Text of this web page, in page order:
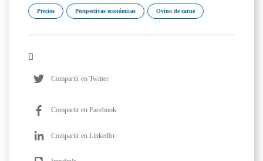
Precios Perspectivas económicas Ovino de carne
Compartir en Twitter
Compartir en Facebook
Compartir en LinkedIn